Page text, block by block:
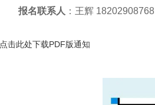
报名联系人 ：王辉 18202908768
点击此处下载PDF版通知